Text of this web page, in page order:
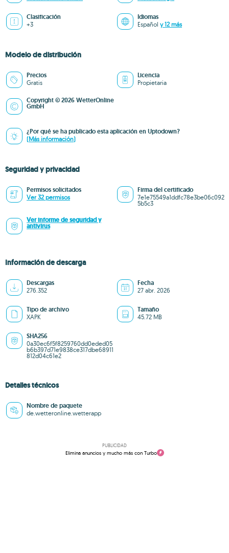
Clasificación
+3
Idiomas
Español y 12 más
Modelo de distribución
Precios
Gratis
Licencia
Propietaria
Copyright © 2026 WetterOnline
GmbH
¿Por qué se ha publicado esta aplicación en Uptodown?
(Más información)
Seguridad y privacidad
Permisos solicitados
Ver 32 permisos
Firma del certificado
7e1e75549a1ddfc78e3be06c092
5b5c3
Ver informe de seguridad y
antivirus
Información de descarga
Descargas
276.352
Fecha
27 abr. 2026
Tipo de archivo
XAPK
Tamaño
45.72 MB
SHA256
0a30ec6f5f8259760dd0eded05
b6b397d71e9838ce317dbe68911
812d04c61e2
Detalles técnicos
Nombre de paquete
de.wetteronline.wetterapp
PUBLICIDAD
Elimina anuncios y mucho más con Turbo